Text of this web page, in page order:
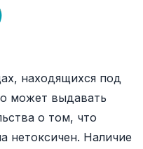
находящихся под
может выдавать
о том, что
нетоксичен. Наличие